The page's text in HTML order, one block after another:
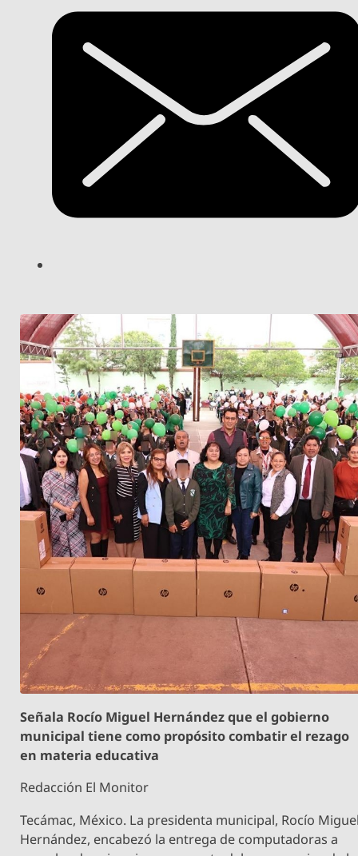
Señala Rocío Miguel Hernández que el gobierno
municipal tiene como propósito combatir el rezago
en materia educativa
Redacción El Monitor
Tecámac, México. La presidenta municipal, Rocío
Hernández, encabezó la entrega de computadoras a